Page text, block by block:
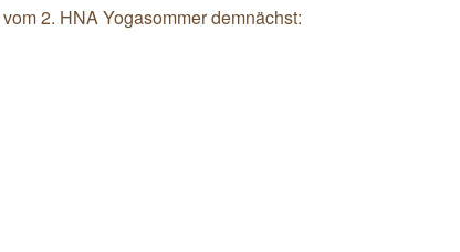
2. HNA Yogasommer demnächst: